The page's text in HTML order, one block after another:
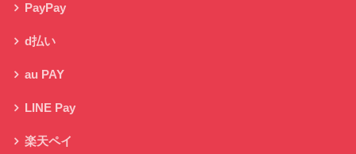
PayPay
d払い
au PAY
LINE Pay
楽天ペイ